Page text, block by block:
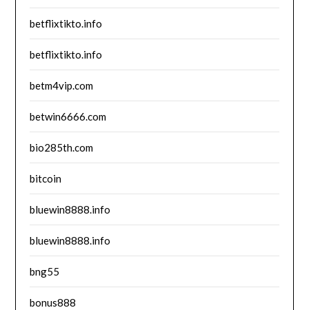
betflixtikto.info
betflixtikto.info
betm4vip.com
betwin6666.com
bio285th.com
bitcoin
bluewin8888.info
bluewin8888.info
bng55
bonus888